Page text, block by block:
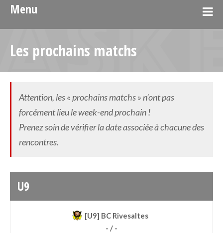
Menu
Les prochains matchs
Attention, les « prochains matchs » n’ont pas
forcément lieu le week-end prochain !
Prenez soin de vérifier la date associée à chacune des
rencontres.
U9
[U9] BC Rivesaltes
- / -